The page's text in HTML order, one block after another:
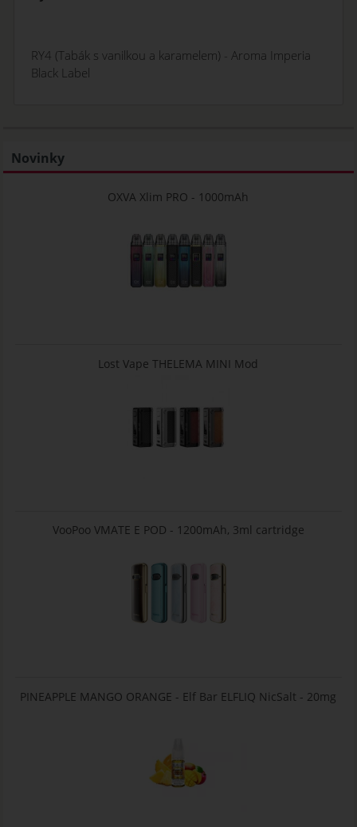
RY4 (Tabák s vanilkou a karamelem) - Aroma Imperia
Black Label
Novinky
OXVA Xlim PRO - 1000mAh
Lost Vape THELEMA MINI Mod
VooPoo VMATE E POD - 1200mAh, 3ml cartridge
PINEAPPLE MANGO ORANGE - Elf Bar ELFLIQ NicSalt - 20mg